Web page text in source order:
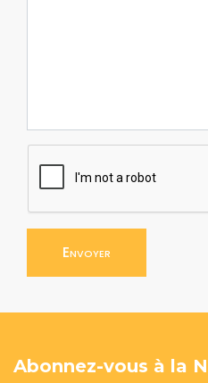
Envoyer
Abonnez-vous à la